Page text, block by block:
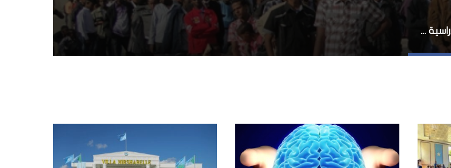
٣١٦ طالبا حصلوا على منح دراسية من الحكومة العراقية يبدون قلقهم تجاه الأوضاع في العراق